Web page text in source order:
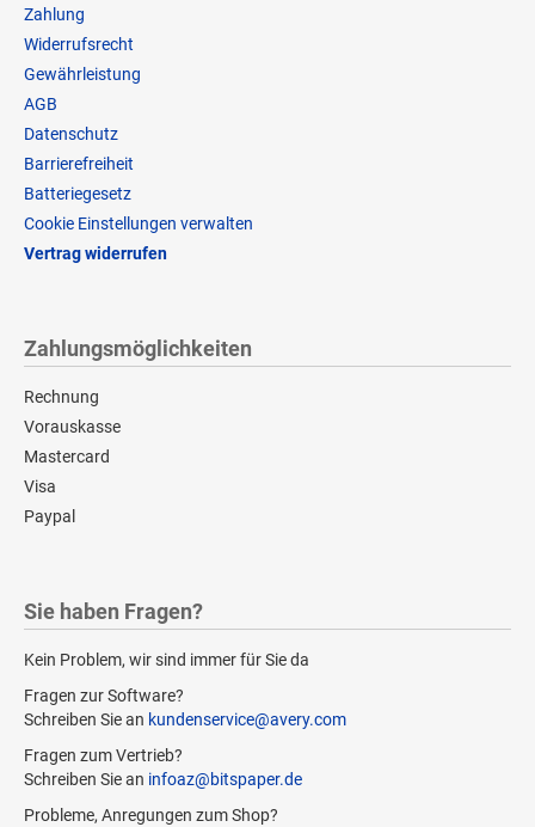
Zahlung
Widerrufsrecht
Gewährleistung
AGB
Datenschutz
Barrierefreiheit
Batteriegesetz
Cookie Einstellungen verwalten
Vertrag widerrufen
Zahlungsmöglichkeiten
Rechnung
Vorauskasse
Mastercard
Visa
Paypal
Sie haben Fragen?
Kein Problem, wir sind immer für Sie da
Fragen zur Software?
Schreiben Sie an kundenservice@avery.com
Fragen zum Vertrieb?
Schreiben Sie an infoaz@bitspaper.de
Probleme, Anregungen zum Shop?